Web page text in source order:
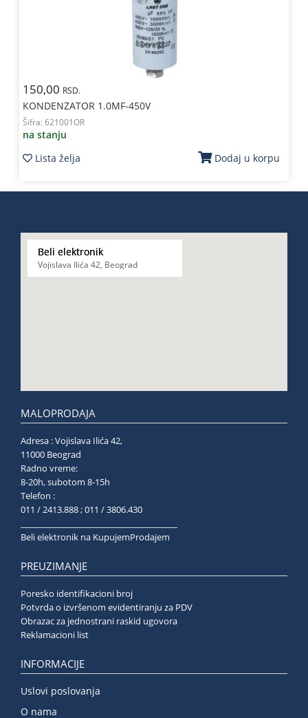
150,00 RSD.
KONDENZATOR 1.0MF-450V
Šifra: 621001OR
na stanju
Lista želja
Dodaj u korpu
Beli elektronik
Vojislava Ilića 42, Beograd
MALOPRODAJA
Adresa : Vojislava Ilića 42,
11000 Beograd
Radno vreme:
8-20h, subotom 8-15h
Telefon :
011 / 2413.888 ; 011 / 3806.430
Beli elektronik na KupujemProdajem
PREUZIMANJE
Poresko identifikacioni broj
Potvrda o izvršenom evidentiranju za PDV
Obrazac za jednostrani raskid ugovora
Reklamacioni list
INFORMACIJE
Uslovi poslovanja
O nama